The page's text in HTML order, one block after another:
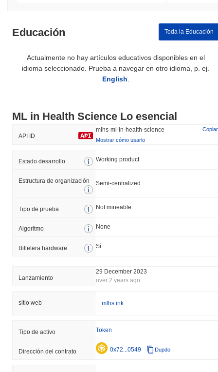
Educación Toda la Educación
Actualmente no hay artículos educativos disponibles en el
idioma seleccionado. Prueba a navegar en otro idioma, p. ej.
English
ML in Health Science Lo esencial
API ID
mlhs-ml-in-health-science
Copiar
Mostrar cómo usarlo
Estado desarrollo Working product
Estructura de organización Semi-centralized
Tipo de prueba Not mineable
Algoritmo None
Billetera hardware Sí
Lanzamiento
29 December 2023
over 2 years ago
sitio web mlhs.ink
Tipo de activo Token
Dirección del contrato 0x72...0549 Dupdo